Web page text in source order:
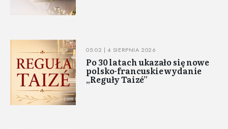
05:02 | 4 SIERPNIA 2026
Po 30 latach ukazało się nowe
polsko-francuskie wydanie
„Reguły Taizé”